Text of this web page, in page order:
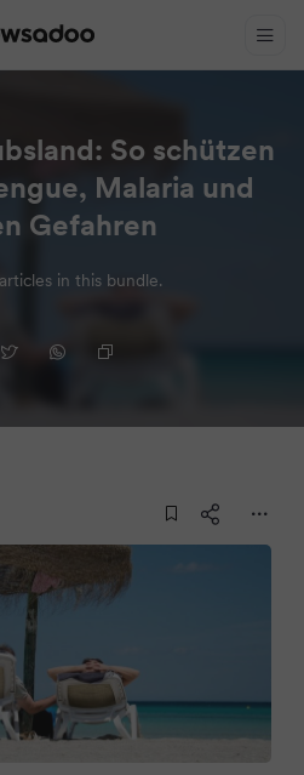
So schützen
Malaria und
Gefahren
in this bundle.